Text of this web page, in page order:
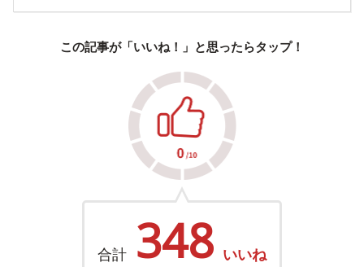
この記事が「いいね！」と思ったらタップ！
合計 348 いいね